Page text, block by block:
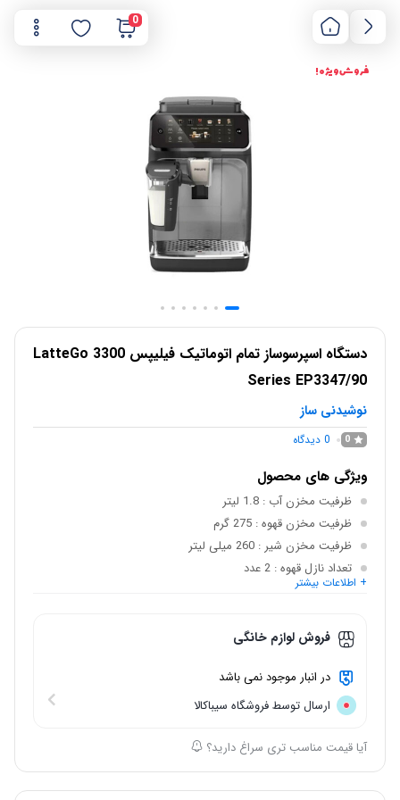
0
فروش ویژه !
دستگاه اسپرسوساز تمام اتوماتیک فیلیپس LatteGo 3300
Series EP3347/90
نوشیدنی ساز
0
0 دیدگاه
ویژگی های محصول
ظرفیت مخزن آب : 1.8 لیتر
ظرفیت مخزن قهوه: 275 گرم
ظرفیت مخزن شیر : 260 میلی لیتر
تعداد نازل قهوه: 2 عدد
ارتفاع خروجی
+ اطلاعات بیشتر
فروش لوازم خانگی
در انبار موجود نمی باشد
ارسال توسط فروشگاه سیباکالا
آیا قیمت مناسب تری سراغ دارید؟